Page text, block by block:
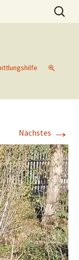
andere
Suchen
nach:
Nächstes →